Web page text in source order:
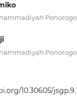
Ponorogo
Ponorogo
10.30605/